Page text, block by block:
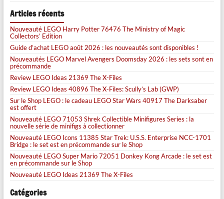
Articles récents
Nouveauté LEGO Harry Potter 76476 The Ministry of Magic
Collectors’ Edition
Guide d’achat LEGO août 2026 : les nouveautés sont disponibles !
Nouveautés LEGO Marvel Avengers Doomsday 2026 : les sets sont en
précommande
Review LEGO Ideas 21369 The X-Files
Review LEGO Ideas 40896 The X-Files: Scully’s Lab (GWP)
Sur le Shop LEGO : le cadeau LEGO Star Wars 40917 The Darksaber
est offert
Nouveauté LEGO 71053 Shrek Collectible Minifigures Series : la
nouvelle série de minifigs à collectionner
Nouveauté LEGO Icons 11385 Star Trek: U.S.S. Enterprise NCC-1701
Bridge : le set est en précommande sur le Shop
Nouveauté LEGO Super Mario 72051 Donkey Kong Arcade : le set est
en précommande sur le Shop
Nouveauté LEGO Ideas 21369 The X-Files
Catégories